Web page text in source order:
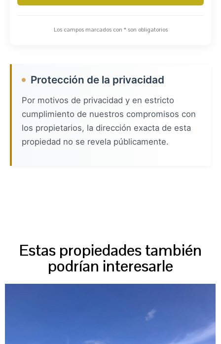
Los campos marcados con * son obligatorios
Protección de la privacidad
Por motivos de privacidad y en estricto
cumplimiento de nuestros compromisos con
los propietarios, la dirección exacta de esta
propiedad no se revela públicamente.
Estas propiedades también
podrían interesarle